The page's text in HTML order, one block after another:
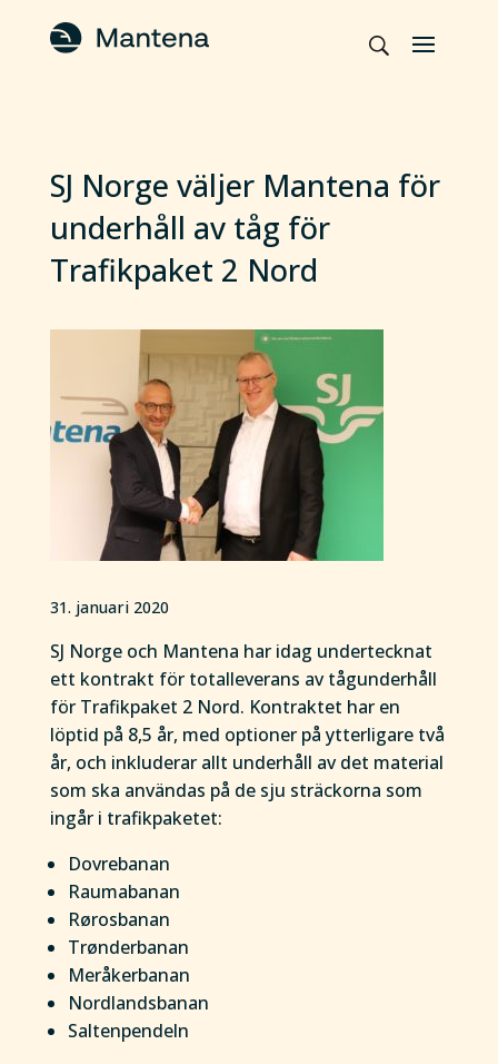
SJ Norge väljer Mantena för
underhåll av tåg för
Trafikpaket 2 Nord
31. januari 2020
SJ Norge och Mantena har idag undertecknat
ett kontrakt för totalleverans av tågunderhåll
för Trafikpaket 2 Nord. Kontraktet har en
löptid på 8,5 år, med optioner på ytterligare två
år, och inkluderar allt underhåll av det material
som ska användas på de sju sträckorna som
ingår i trafikpaketet:
Dovrebanan
Raumabanan
Rørosbanan
Trønderbanan
Meråkerbanan
Nordlandsbanan
Saltenpendeln